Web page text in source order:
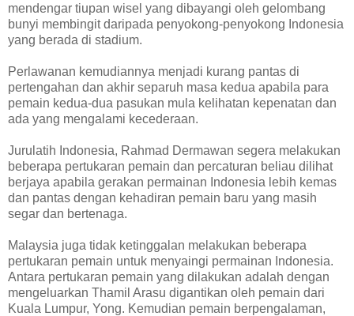
mendengar tiupan wisel yang dibayangi oleh gelombang
bunyi membingit daripada penyokong-penyokong Indonesia
yang berada di stadium.
Perlawanan kemudiannya menjadi kurang pantas di
pertengahan dan akhir separuh masa kedua apabila para
pemain kedua-dua pasukan mula kelihatan kepenatan dan
ada yang mengalami kecederaan.
Jurulatih Indonesia, Rahmad Dermawan segera melakukan
beberapa pertukaran pemain dan percaturan beliau dilihat
berjaya apabila gerakan permainan Indonesia lebih kemas
dan pantas dengan kehadiran pemain baru yang masih
segar dan bertenaga.
Malaysia juga tidak ketinggalan melakukan beberapa
pertukaran pemain untuk menyaingi permainan Indonesia.
Antara pertukaran pemain yang dilakukan adalah dengan
mengeluarkan Thamil Arasu digantikan oleh pemain dari
Kuala Lumpur, Yong. Kemudian pemain berpengalaman,